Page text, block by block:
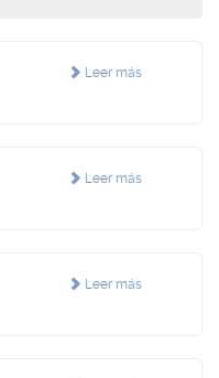
Leer más
Leer más
Leer más